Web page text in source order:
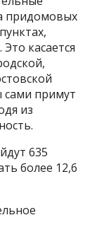
придомовых
касается
сами примут
из
635
более 12,6